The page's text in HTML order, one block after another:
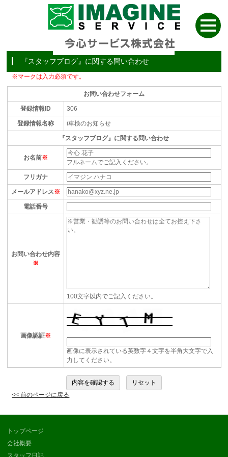
『スタッフブログ』に関する問い合わせ
※マークは入力必須です。
お問い合わせフォーム
登録情報ID 306
登録情報名称 i車検のお知らせ
『スタッフブログ』に関する問い合わせ
お名前※
フルネームでご記入ください。
フリガナ
メールアドレス※
電話番号
お問い合わせ内容
※
100文字以内でご記入ください。
画像認証※
画像に表示されている英数字４文字を半角大文字で入
力してください。
<< 前のページに戻る
トップページ
会社概要
スタッフ日記